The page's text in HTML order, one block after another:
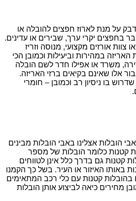
דבק על מנת לארוז חפצים להובלה או
בחפצים יקרי ערך, שבירים או עדינים.
צוות אורזים מקצועי, מנוסה וזריז
במהירות וביעילות וכמובן הכי
משרד או אפילו חדר לשם הובלה
אלו שאינם בקיאים ברזי האריזה.
בו ניסיון רב וכמובן – חומרי
הובלות אצלינו באבי הובלות מבינים
קטנות כלומר הובלות של מספר
קטנות גם בדרך כלל אינן לטווחים
באותו האיזור או העיר. בשל כך הקמנו
קטנות עם כלי רכב המתאימים
מחירים כיאה לביצוע אותן הובלות